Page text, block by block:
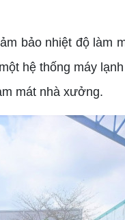
bảo nhiệt độ làm
hệ thống máy
mát nhà xưởng.